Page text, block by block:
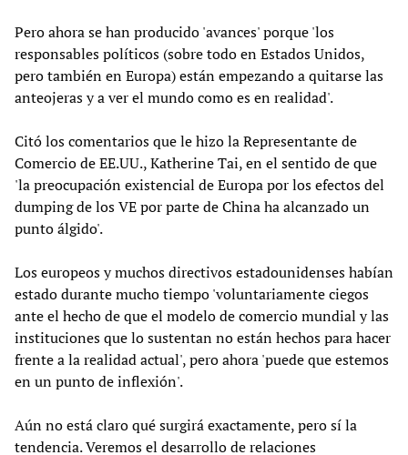
Pero ahora se han producido 'avances' porque 'los
responsables políticos (sobre todo en Estados Unidos,
pero también en Europa) están empezando a quitarse las
anteojeras y a ver el mundo como es en realidad'.
Citó los comentarios que le hizo la Representante de
Comercio de EE.UU., Katherine Tai, en el sentido de que
'la preocupación existencial de Europa por los efectos del
dumping de los VE por parte de China ha alcanzado un
punto álgido'.
Los europeos y muchos directivos estadounidenses habían
estado durante mucho tiempo 'voluntariamente ciegos
ante el hecho de que el modelo de comercio mundial y las
instituciones que lo sustentan no están hechos para hacer
frente a la realidad actual', pero ahora 'puede que estemos
en un punto de inflexión'.
Aún no está claro qué surgirá exactamente, pero sí la
tendencia. Veremos el desarrollo de relaciones